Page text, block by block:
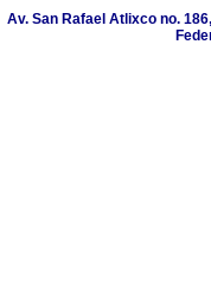
Av. San Rafael Atlixco no.